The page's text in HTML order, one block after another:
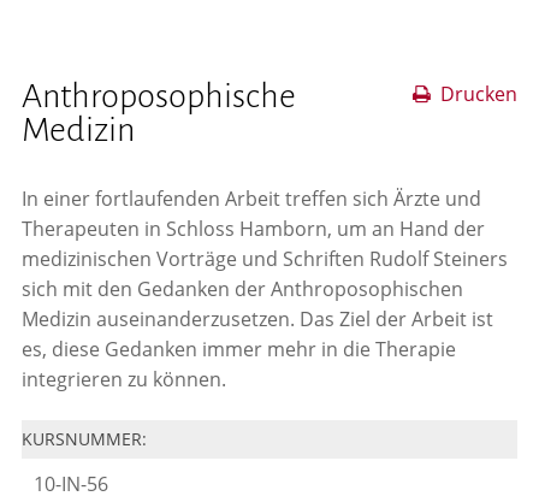
Drucken
Anthroposophische
Medizin
In einer fortlaufenden Arbeit treffen sich Ärzte und
Therapeuten in Schloss Hamborn, um an Hand der
medizinischen Vorträge und Schriften Rudolf Steiners
sich mit den Gedanken der Anthroposophischen
Medizin auseinanderzusetzen. Das Ziel der Arbeit ist
es, diese Gedanken immer mehr in die Therapie
integrieren zu können.
KURSNUMMER:
10-IN-56